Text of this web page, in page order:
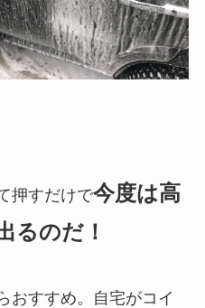
押すだけで今度は高
るのだ！
おすすめ。自宅がコイ